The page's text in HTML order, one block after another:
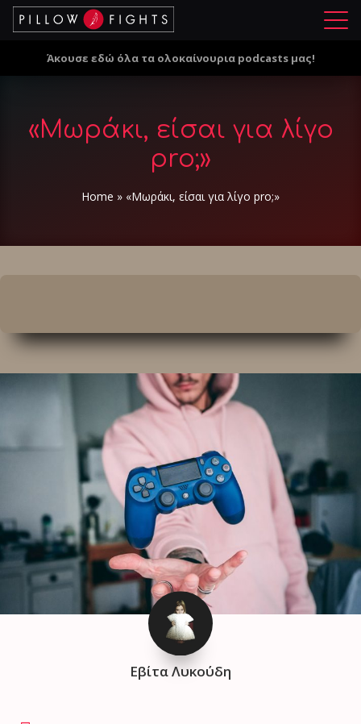
Μ
ο
Άκουσε εδώ όλα τα ολοκαίνουρια podcasts μας!
«Μωράκι, είσαι για λίγο
pro;»
Home » «Μωράκι, είσαι για λίγο pro;»
Εβίτα Λυκούδη